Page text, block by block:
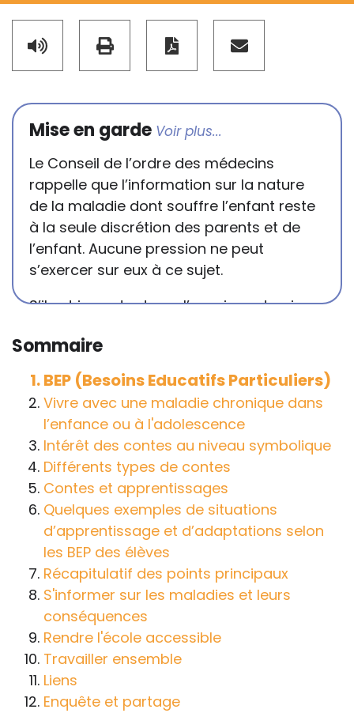
Mise en garde
Le Conseil de l’ordre des médecins
rappelle que l’information sur la nature
de la maladie dont souffre l’enfant reste
à la seule discrétion des parents et de
l’enfant. Aucune pression ne peut
s’exercer sur eux à ce sujet.
S’il est important que l’enseignant puisse
conséquences de la maladie ou du
handicap sur les apprentissages, cela ne
passe pas forcément pas l’exposé du
diagnostic en tant que tel.
Cette information doit être adaptée par
chacun, dans le respect de l’individu en
particulier, enfant et adulte, et prendre en
compte la variabilité d’une même
maladie ou handicap selon chaque
enfant.
La consultation d’informations sur un site
web n’exonère personne de ses
responsabilités professionnelles, civiles
et pénales. Les personnes qui
s'inspireront des éléments publiés sur le
site « Tous à l'école » dans leur action
Sommaire
BEP (Besoins Educatifs Particuliers)
Vivre avec une maladie chronique dans
l’enfance ou à l'adolescence
Intérêt des contes au niveau symbolique
Différents types de contes
Contes et apprentissages
Quelques exemples de situations
d’apprentissage et d’adaptations selon
les BEP des élèves
Récapitulatif des points principaux
S'informer sur les maladies et leurs
conséquences
Rendre l'école accessible
Travailler ensemble
Liens
Enquête et partage